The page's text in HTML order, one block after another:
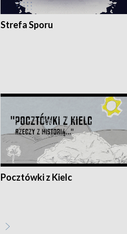
Strefa Sporu
Pocztówki z Kielc